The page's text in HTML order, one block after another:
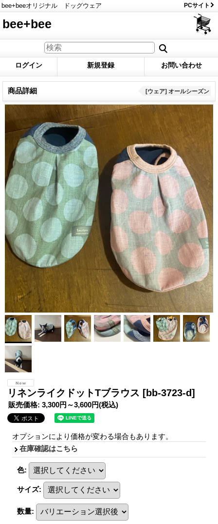
bee+beeオリジナル ドッグウェア PCサイト
bee+bee
ログイン 新規登録 お問い合わせ
商品詳細 [ウェア] オールシーズン
リネンライクドットTブラウス [bb-3723-d]
販売価格: 3,300円～3,600円(税込)
オプションにより価格が変わる場合もあります。
在庫確認はこちら
色:
サイズ:
数量: